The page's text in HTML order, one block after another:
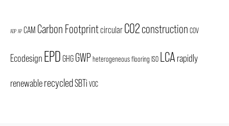
ADP AP CAM Carbon FootprintcircularCO2construction COV
Ecodesign EPDGHGGWPheterogeneous flooring ISO LCA rapidly
renewablerecycledSBTi VOC